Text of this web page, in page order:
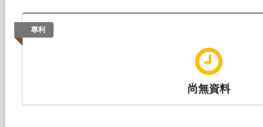
專利
尚無資料